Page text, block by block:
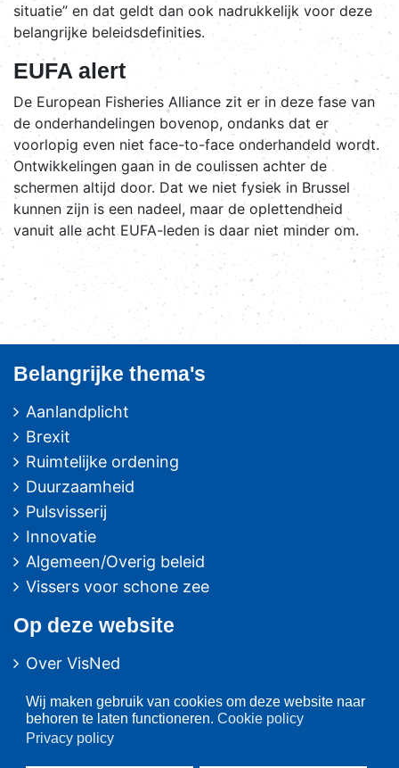
Wij maken gebruik van cookies om deze website naar
behoren te laten functioneren. Cookie policy
Privacy policy
situatie” en dat geldt dan ook nadrukkelijk voor deze
belangrijke beleidsdefinities.
EUFA alert
De European Fisheries Alliance zit er in deze fase van
de onderhandelingen bovenop, ondanks dat er
voorlopig even niet face-to-face onderhandeld wordt.
Ontwikkelingen gaan in de coulissen achter de
schermen altijd door. Dat we niet fysiek in Brussel
kunnen zijn is een nadeel, maar de oplettendheid
vanuit alle acht EUFA-leden is daar niet minder om.
Belangrijke thema's
Aanlandplicht
Brexit
Ruimtelijke ordening
Duurzaamheid
Pulsvisserij
Innovatie
Algemeen/Overig beleid
Vissers voor schone zee
Op deze website
Over VisNed
Vertegenwoordiging
Contact
Nieuwsarchief